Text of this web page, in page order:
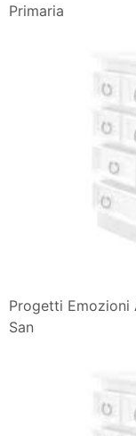
Primaria
Progetti Emozioni
San